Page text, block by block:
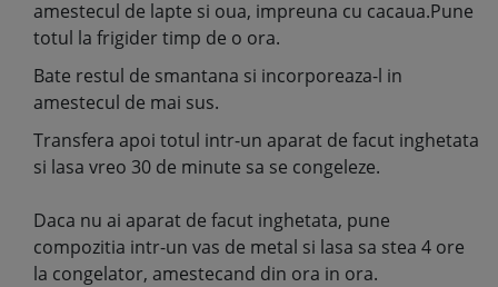
amestecul de lapte si oua, impreuna cu cacaua.Pune
totul la frigider timp de o ora.
Bate restul de smantana si incorporeaza-l in
amestecul de mai sus.
Transfera apoi totul intr-un aparat de facut inghetata
si lasa vreo 30 de minute sa se congeleze.
Daca nu ai aparat de facut inghetata, pune
compozitia intr-un vas de metal si lasa sa stea 4 ore
la congelator, amestecand din ora in ora.